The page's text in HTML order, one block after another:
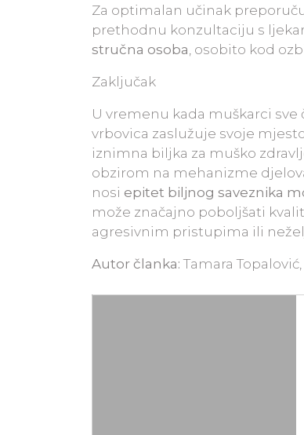
Za optimalan učinak
prethodnu konzultaciju s
stručna osoba , osobito kod
Zaključak
U vremenu kada muškarci sve
vrbovica zaslužuje svoje
iznimna biljka za muško
obzirom na mehanizme
nosi epitet biljnog saveznika
može značajno poboljšati
agresivnim pristupima ili
Autor članka: Tamara